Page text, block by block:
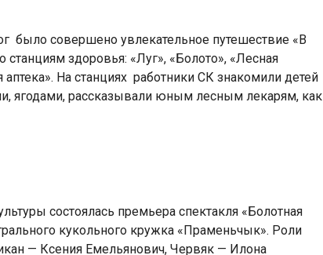
было совершено увлекательное путешествие «В
здоровья: «Луг», «Болото», «Лесная
На станциях работники СК знакомили детей
ягодами, рассказывали юным лесным лекарям, как
состоялась премьера спектакля «Болотная
кукольного кружка «Праменьчык». Роли
— Ксения Емельянович, Червяк — Илона